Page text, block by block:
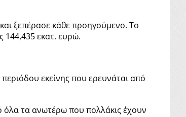
ξεπέρασε κάθε προηγούμενο. Το
144,435 εκατ. ευρώ.
εκείνης που ερευνάται από
όλα τα ανωτέρω που πολλάκις έχουν